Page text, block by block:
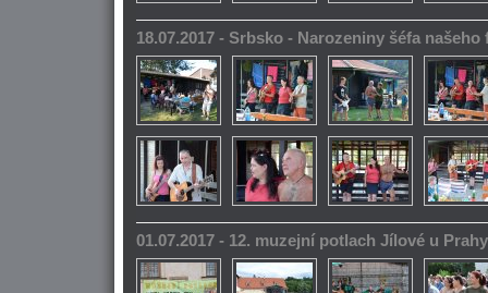
18.07.2017 - Srbsko - Narozeniny šéfa našeho
01.07.2017 - 12. muzejní potlach Jílové u Prahy